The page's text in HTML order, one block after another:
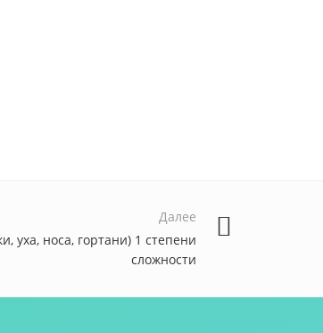
Далее
уха, носа, гортани) 1 степени
сложности